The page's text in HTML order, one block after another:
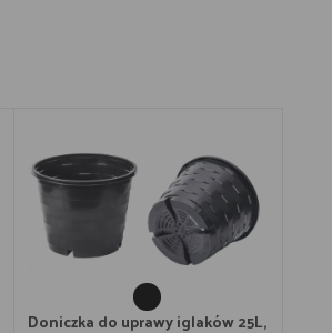
Doniczka do uprawy iglaków 25L,